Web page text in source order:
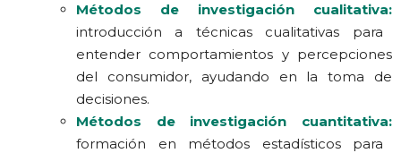
Métodos de investigación cualitativa:
introducción a técnicas cualitativas para
entender comportamientos y percepciones
del consumidor, ayudando en la toma de
decisiones.
Métodos de investigación cuantitativa:
formación en métodos estadísticos para